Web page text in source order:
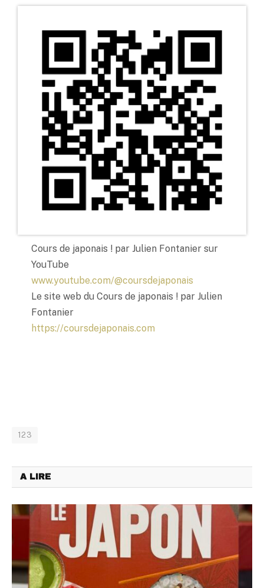
Cours de japonais ! par Julien Fontanier sur
YouTube
www.youtube.com/@coursdejaponais
Le site web du Cours de japonais ! par Julien
Fontanier
https://coursdejaponais.com
123
A LIRE